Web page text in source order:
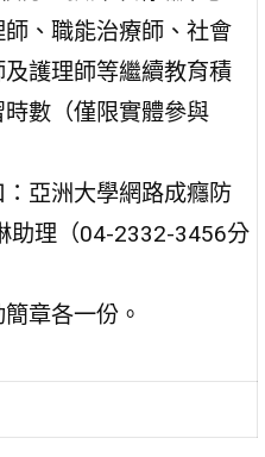
、職能治療師、社會
護理師等繼續教育積
數（僅限實體參與
亞洲大學網路成癮防
助理（04-2332-3456分
章各一份。